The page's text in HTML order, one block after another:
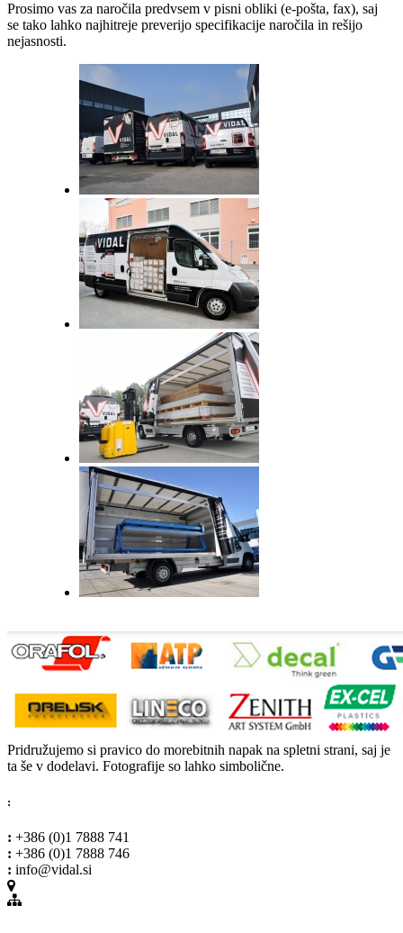
Prosimo vas za naročila predvsem v pisni obliki (e-pošta, fax), saj
se tako lahko najhitreje preverijo specifikacije naročila in rešijo
nejasnosti.
Pridružujemo si pravico do morebitnih napak na spletni strani, saj je
ta še v dodelavi. Fotografije so lahko simbolične.
:
: +386 (0)1 7888 741
: +386 (0)1 7888 746
: info@vidal.si